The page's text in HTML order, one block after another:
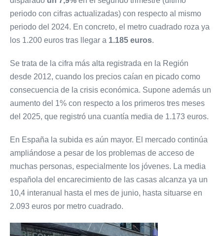
periodo con cifras actualizadas) con respecto al mismo
periodo del 2024. En concreto, el metro cuadrado roza ya
los 1.200 euros tras llegar a 1.185 euros.
Se trata de la cifra más alta registrada en la Región
desde 2012, cuando los precios caían en picado como
consecuencia de la crisis económica. Supone además un
aumento del 1% con respecto a los primeros tres meses
del 2025, que registró una cuantía media de 1.173 euros.
En España la subida es aún mayor. El mercado continúa
ampliándose a pesar de los problemas de acceso de
muchas personas, especialmente los jóvenes. La media
española del encarecimiento de las casas alcanza ya un
10,4 interanual hasta el mes de junio, hasta situarse en
2.093 euros por metro cuadrado.